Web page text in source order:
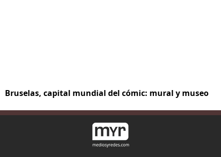
Bruselas, capital mundial del cómic: mural y museo